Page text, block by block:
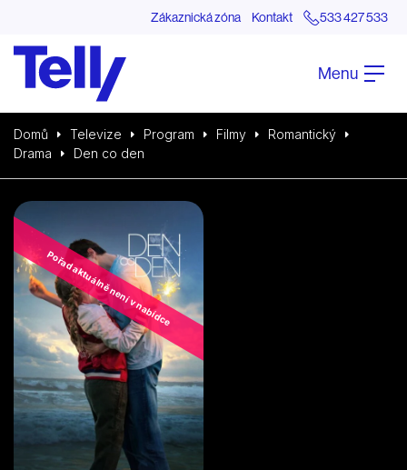
Zákaznická zóna Kontakt 533 427 533
Menu
Domů Televize Program Filmy
Romantický
Drama
Den co den
Pořad aktuálně není v nabídce